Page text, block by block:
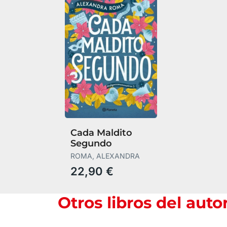
Cada Maldito
Segundo
ROMA, ALEXANDRA
22,90 €
Otros libros del